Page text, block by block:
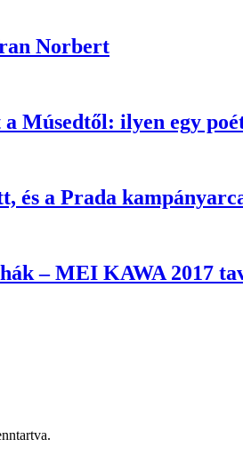
Norbert
Músedtől: ilyen egy
és a Prada
– MEI KAWA 2017